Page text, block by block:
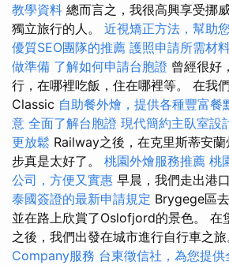
教學資料 總而言之，我很高興享受挪
獨立旅行的人。 近視矯正方法，幫助
優質SEO團隊的推薦 護照申請所需材
做準備 了解如何申請台胞證 曾經很好
行，在哪裡吃飯，住在哪裡等。 在我
Classic 自助餐外燴，提供各種豐富餐
意 全面了解台胞證 現代簡約主臥室設
更放鬆 Railway之後，在克里斯蒂安
步真是太好了。 桃園外燴服務推薦 桃
公司，方便又實惠 早晨，我們走出港
泰國簽證的最新申請規定 Brygege區
並在路上欣賞了Oslofjord的景色。 在
之後，我們出發在城市進行自行車之旅
Company服務 台東徵信社，為您提